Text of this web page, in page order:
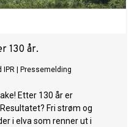
130 år.
IPR Pressemelding
Etter 130 år er
Fri strøm og
i elva som renner ut i